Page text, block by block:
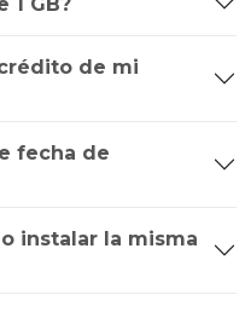
de mi
fecha de
instalar la misma